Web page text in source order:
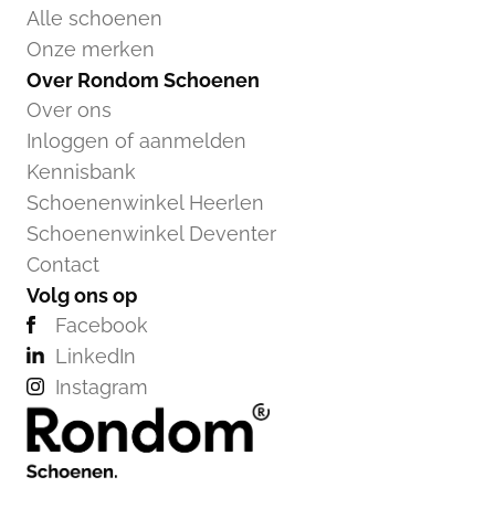
Alle schoenen
Onze merken
Over Rondom Schoenen
Over ons
Inloggen of aanmelden
Kennisbank
Schoenenwinkel Heerlen
Schoenenwinkel Deventer
Contact
Volg ons op
Facebook
LinkedIn
Instagram